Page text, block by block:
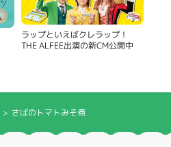
ラップといえばクレラップ！
THE ALFEE出演の新CM公開中
さばのトマトみそ煮